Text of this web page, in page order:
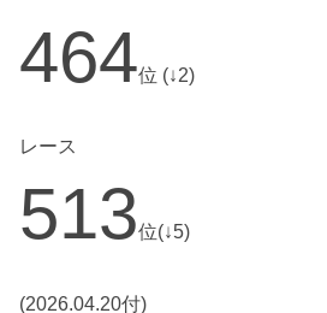
464位 (↓2)
レース
513位(↓5)
(2026.04.20付)